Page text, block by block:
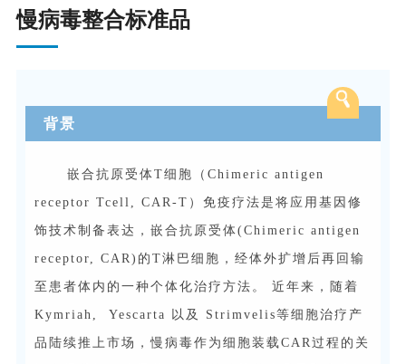
慢病毒整合标准品
背景
嵌合抗原受体T细胞（Chimeric antigen
receptor Tcell, CAR-T）免疫疗法是将应用基因修
饰技术制备表达，嵌合抗原受体(Chimeric antigen
receptor, CAR)的T淋巴细胞，经体外扩增后再回输
至患者体内的一种个体化治疗方法。 近年来，随着
Kymriah, Yescarta 以及 Strimvelis等细胞治疗产
品陆续推上市场，慢病毒作为细胞装载CAR过程的关